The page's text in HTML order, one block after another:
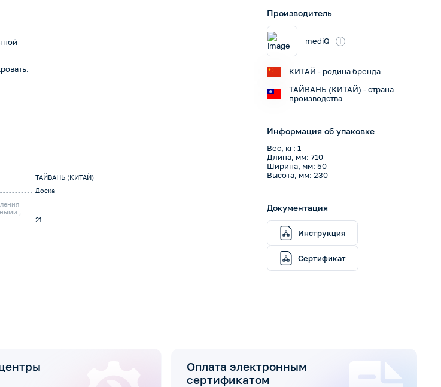
ТАЙВАНЬ (КИТАЙ)
Доска
,
21
Производитель
mediQ i
КИТАЙ - родина бренда
ТАЙВАНЬ (КИТАЙ) - страна
производства
Информация об упаковке
Вес, кг: 1
Длина, мм: 710
Ширина, мм: 50
Высота, мм: 230
Документация
Инструкция
Сертификат
Оплата электронным
сертификатом